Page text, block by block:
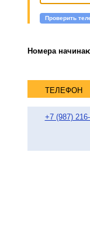
Проверить
Номера
ТЕЛЕФОН
+7 (987)